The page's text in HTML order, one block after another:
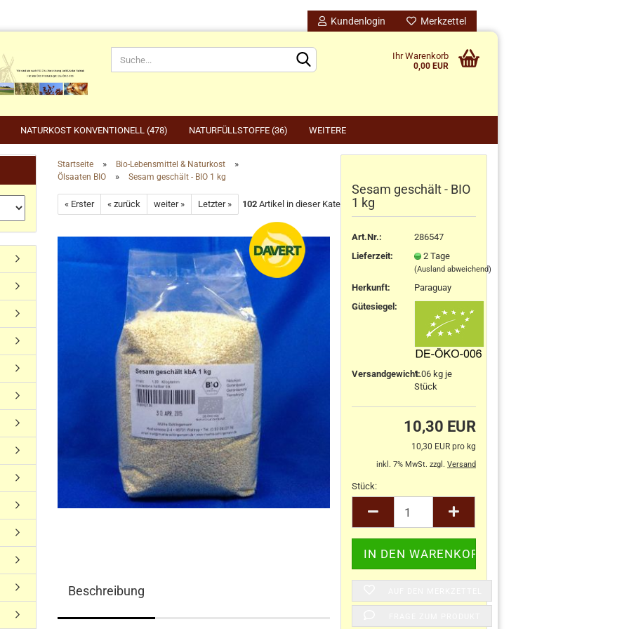
Kundenlogin
Konto erstellen
Passwort vergessen?
Merkzettel
Ihr Warenkorb
0,00 EUR
NATURKOST KONVENTIONELL (478) NATURFÜLLSTOFFE (36) WEITERE
& Winterfütterung
Compo
Grillen, Grillbedarf, Holzkohle
benido kreativ anzeigen
Geschenke
Taschen
Utensilos
Startseite » Bio-Lebensmittel & Naturkost »
Ölsaaten BIO » Sesam geschält - BIO 1 kg
« Erster « zurück weiter » Letzter » 102 Artikel in dieser Kategorie
Sesam geschält - BIO
1 kg
Art.Nr.:
286547
Lieferzeit:
2 Tage
(Ausland abweichend)
Herkunft:
Paraguay
Gütesiegel:
Versandgewicht:1.06kg je
Stück
10,30 EUR
10,30 EUR pro kg
inkl. 7% MwSt. zzgl. Versand
Stück:
Stück
Beschreibung